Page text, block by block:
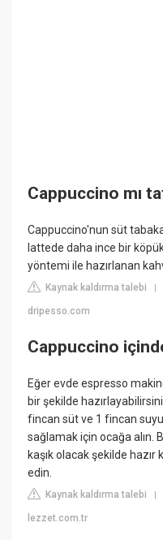
Cappuccino mı
Cappuccino'nun süt
lattede daha ince bir
yöntemi ile hazırlanan
Kaynak kaldırma talebi
dripesso.com
Cappuccino
Eğer evde espresso
bir şekilde
fincan süt ve 1 fincan
sağlamak için ocağa alın.
kaşık olacak şekilde hazır
edin.
Kaynak kaldırma talebi
lezzet.com.tr